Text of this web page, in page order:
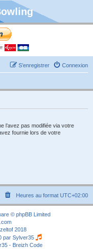
Connexion
S’enregistrer
l’avez pas modifiée via votre
fournie lors de votre
Heures au format UTC+02:00
© phpBB Limited
2018
par Sylver35
- Breizh Code